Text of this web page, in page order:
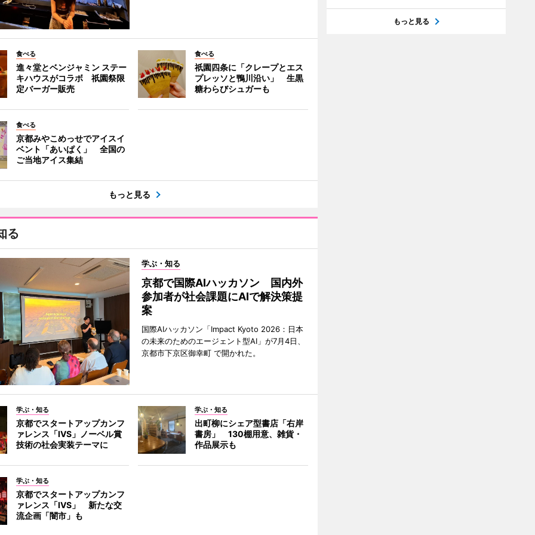
食べる
進々堂とベンジャミン ステー
キハウスがコラボ 祇園祭限
定バーガー販売
食べる
祇園四条に「クレープとエス
プレッソと鴨川沿い」 生黒
糖わらびシュガーも
食べる
京都みやこめっせでアイスイ
ベント「あいぱく」 全国の
ご当地アイス集結
もっと見る
る
学ぶ・知る
京都で国際AIハッカソン 国内外
参加者が社会課題にAIで解決策提
案
国際AIハッカソン「Impact Kyoto 2026：日本
の未来のためのエージェント型AI」が7月4日、
京都市下京区御幸町 で開かれた。
学ぶ・知る
京都でスタートアップカンフ
ァレンス「IVS」ノーベル賞
技術の社会実装テーマに
学ぶ・知る
出町柳にシェア型書店「右岸
書房」 130棚用意、雑貨・
作品展示も
学ぶ・知る
京都でスタートアップカンフ
ァレンス「IVS」 新たな交
流企画「闇市」も
もっと見る